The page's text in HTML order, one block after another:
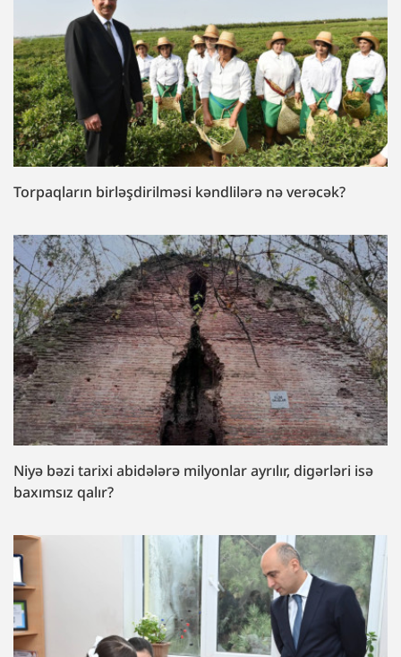
Torpaqların birləşdirilməsi kəndlilərə nə verəcək?
Niyə bəzi tarixi abidələrə milyonlar ayrılır, digərləri isə
baxımsız qalır?